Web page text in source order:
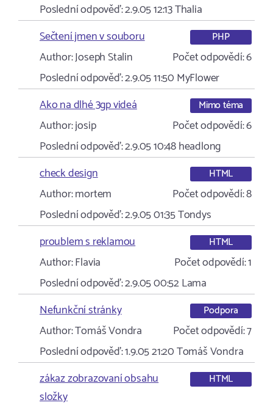
Poslední odpověď:2.9.05 12:13Thalia
Sečtení jmen v souboru
PHP
Author:Joseph Stalin Počet odpovědí:6
Poslední odpověď:2.9.05 11:50 MyFlower
Ako na dlhé 3gp videá
Mimo téma
Author:josip Počet odpovědí:6
Poslední odpověď:2.9.05 10:48headlong
check design
HTML
Author:mortem Počet odpovědí:8
Poslední odpověď:2.9.05 01:35Tondys
proublem s reklamou
HTML
Author:Flavia Počet odpovědí:1
Poslední odpověď:2.9.05 00:52Lama
Nefunkční stránky
Podpora
Author:Tomáš Vondra Počet odpovědí:7
Poslední odpověď:1.9.05 21:20Tomáš Vondra
zákaz zobrazovaní obsahu
složky
HTML